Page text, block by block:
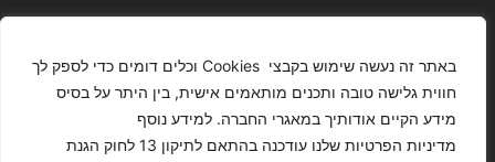
באתר זה נעשה שימוש בקבצי Cookies וכלים דומים כדי לספק לך
חווית גלישה טובה ותכנים מותאמים אישית, בין היתר על בסיס
מידע הקיים אודותיך במאגרי החברה. למידע נוסף
מדיניות הפרטיות שלנו עודכנה בהתאם לתיקון 13 לחוק הגנת
Presented On